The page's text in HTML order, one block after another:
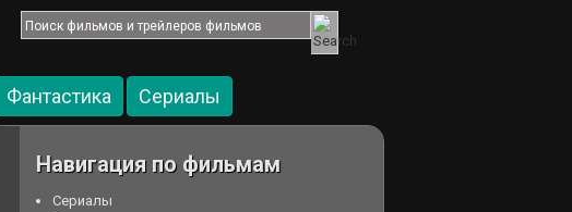
Фантастика Cериалы
Навигация по фильмам
Cериалы